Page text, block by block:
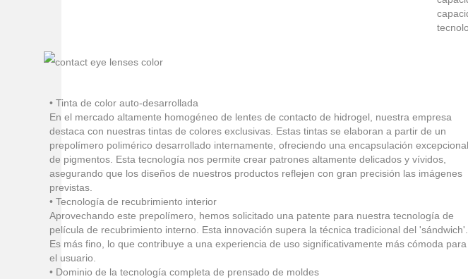
• Tinta de color auto-desarrollada
En el mercado altamente homogéneo de lentes de contacto de hidrogel, nuestra empresa
destaca con nuestras tintas de colores exclusivas. Estas tintas se elaboran a partir de un
prepolímero polimérico desarrollado internamente, ofreciendo una encapsulación excepcional
de pigmentos. Esta tecnología nos permite crear patrones altamente delicados y vívidos,
asegurando que los diseños de nuestros productos reflejen con gran precisión las imágenes
previstas.
• Tecnología de recubrimiento interior
Aprovechando este prepolímero, hemos solicitado una patente para nuestra tecnología de
película de recubrimiento interno. Esta innovación supera la técnica tradicional del 'sándwich'.
Es más fino, lo que contribuye a una experiencia de uso significativamente más cómoda para
el usuario.
• Dominio de la tecnología completa de prensado de moldes